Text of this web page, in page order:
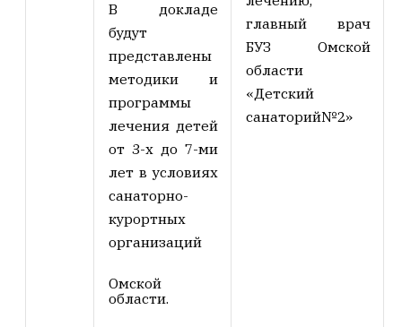
В докладе
будут
представлены
методики и
программы
лечения детей
от 3-х до 7-ми
лет в условиях
санаторно-
курортных
организаций
Омской
области.
главный врач
БУЗ Омской
области
«Детский
санаторий№2»